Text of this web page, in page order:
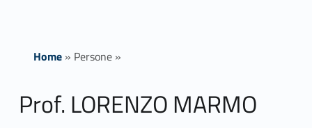
Home» Persone»
Prof. LORENZO MARMO